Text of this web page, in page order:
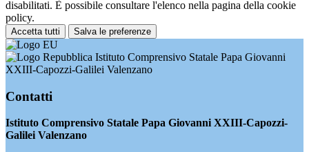
disabilitati. È possibile consultare l'elenco nella pagina della cookie
policy.
Accetta tutti Salva le preferenze
Istituto Comprensivo Statale Papa Giovanni
XXIII-Capozzi-Galilei Valenzano
Contatti
Istituto Comprensivo Statale Papa Giovanni XXIII-Capozzi-
Galilei Valenzano